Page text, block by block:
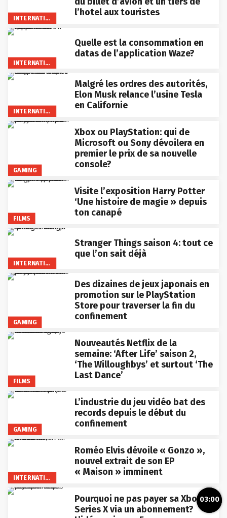
INTERNATIONAL
l’hotel aux touristes
INTERNATIONAL
Quelle est la consommation en
datas de l’application Waze?
INTERNATIONAL
Malgré les ordres des autorités,
Elon Musk relance l’usine Tesla
en Californie
GAMING
Xbox ou PlayStation: qui de
Microsoft ou Sony dévoilera en
premier le prix de sa nouvelle
console?
FILMS
Visite l’exposition Harry Potter
‘Une histoire de magie » depuis
ton canapé
INTERNATIONAL
Stranger Things saison 4: tout ce
que l’on sait déjà
GAMING
Des dizaines de jeux japonais en
promotion sur le PlayStation
Store pour traverser la fin du
confinement
FILMS
Nouveautés Netflix de la
semaine: ‘After Life’ saison 2,
‘The Willoughbys’ et surtout ‘The
Last Dance’
GAMING
L’industrie du jeu vidéo bat des
records depuis le début du
confinement
INTERNATIONAL
Roméo Elvis dévoile « Gonzo »,
nouvel extrait de son EP
« Maison » imminent
Pourquoi ne pas payer sa Xbox
Series X via un abonnement?
03:00